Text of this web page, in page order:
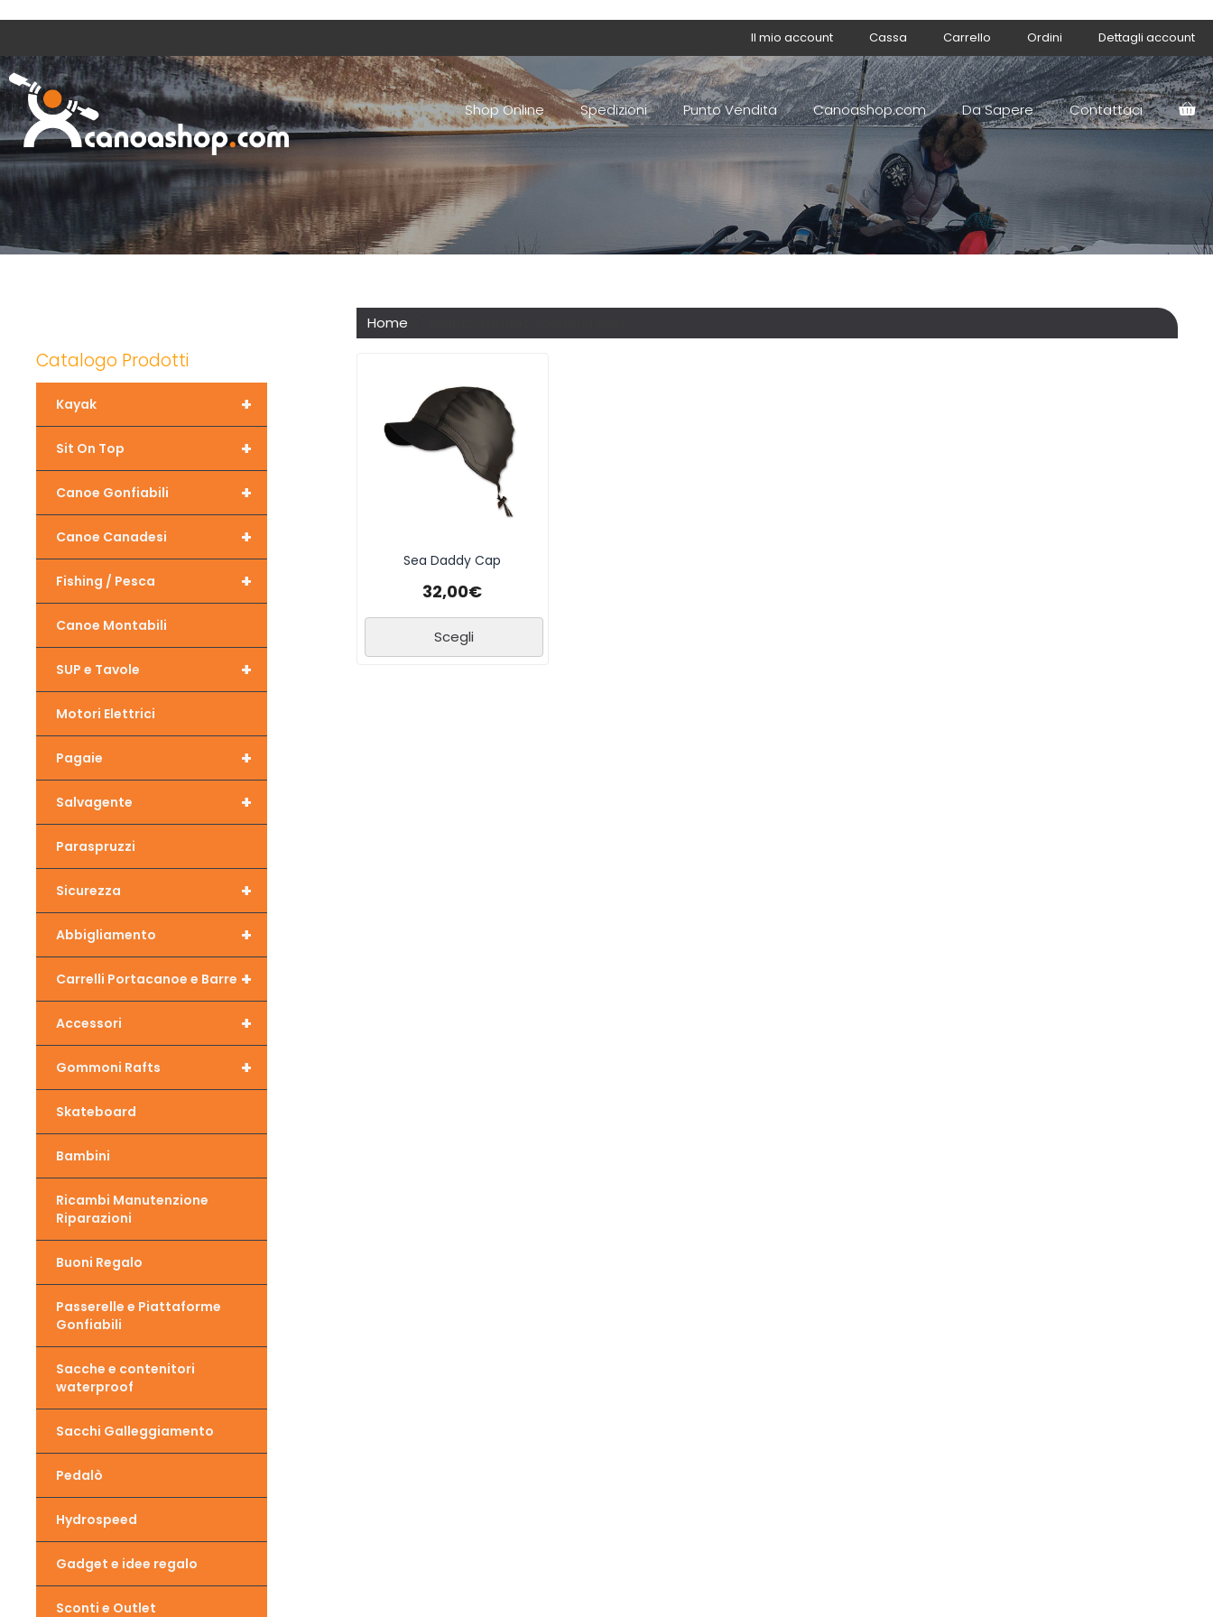
Il mio account Cassa Carrello Ordini Dettagli account
Shop Online Spedizioni Punto Vendita Canoashop.com Da Sapere Contattaci
Home
Sea Daddy Cap
32,00€
Scegli
Catalogo Prodotti
+
Kayak
+
Sit On Top
+
Canoe Gonfiabili
+
Canoe Canadesi
+
Fishing / Pesca
Canoe Montabili
+
SUP e Tavole
Motori Elettrici
+
Pagaie
+
Salvagente
Paraspruzzi
+
Sicurezza
+
Abbigliamento
+
Carrelli Portacanoe e Barre
+
Accessori
+
Gommoni Rafts
Skateboard
Bambini
Ricambi Manutenzione
Riparazioni
Buoni Regalo
Passerelle e Piattaforme
Gonfiabili
Sacche e contenitori
waterproof
Sacchi Galleggiamento
Pedalò
Hydrospeed
Gadget e idee regalo
Sconti e Outlet